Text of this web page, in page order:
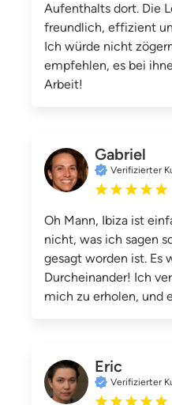
Aufenthalts dort. Die
freundlich, effizient
Ich würde nicht
empfehlen, es bei
Arbeit!
Gabriel
Verifizierter
Oh Mann, Ibiza ist
nicht, was ich sagen
gesagt worden ist. Es
Durcheinander! Ich
mich zu erholen, und
Eric
Verifizierter